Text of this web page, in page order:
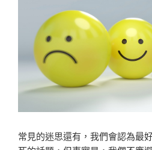
常見的迷思還有，我們會認為最